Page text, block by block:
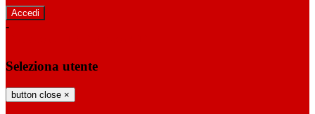
-
Seleziona utente
button close ×